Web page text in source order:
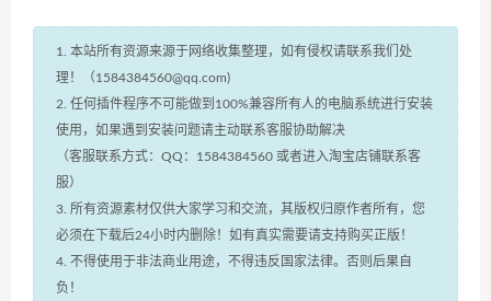
1. 本站所有资源来源于网络收集整理，如有侵权请联系我们处
理！（1584384560@qq.com)
2. 任何插件程序不可能做到100%兼容所有人的电脑系统进行安装
使用，如果遇到安装问题请主动联系客服协助解决
（客服联系方式：QQ：1584384560 或者进入淘宝店铺联系客
服）
3. 所有资源素材仅供大家学习和交流，其版权归原作者所有，您
必须在下载后24小时内删除！如有真实需要请支持购买正版！
4. 不得使用于非法商业用途，不得违反国家法律。否则后果自
负！